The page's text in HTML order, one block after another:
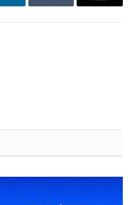
LinkedInTumblr Имэйл